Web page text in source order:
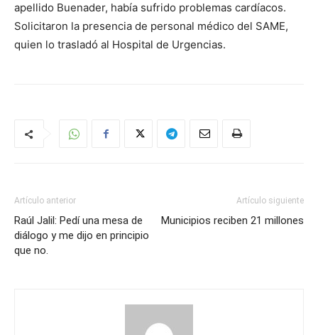
apellido Buenader, había sufrido problemas cardíacos.
Solicitaron la presencia de personal médico del SAME,
quien lo trasladó al Hospital de Urgencias.
Artículo anterior
Raúl Jalil: Pedí una mesa de
diálogo y me dijo en principio
que no.
Artículo siguiente
Municipios reciben 21 millones